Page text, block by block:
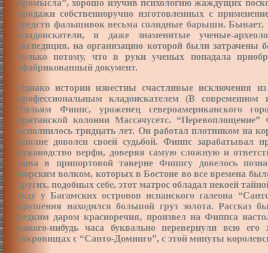
промысла”, хорошо изучив психологию жаждущих
продажи собственноручно изготовленных с
средств фальшивок весьма солидные барыши.
кладоискатели, и даже знаменитые ученые-
экспедиция, на организацию которой были затрачены
только потому, что в руки ученых попадала
сфабрикованный документ.
Однако истории известны счастливые исключения
профессиональным кладоискателем (В
Уильям Фиппс, уроженец североамериканского
британской колонии Массачусетс. “Перевоплощение”
исполнилось тридцать лет. Он работал плотником на
вполне доволен своей судьбой. Фиппс зарабатывал
руководство верфи, доверяя самую сложную и
пива в припортовой таверне Фиппсу довелось
морским волком, которых в Бостоне во все времена
других, подобных себе, этот матрос обладал некоей
году у Багамских островов испанского галеона
крушения находился большой груз золота. Рассказ
редким даром красноречия, произвел на Фиппса
какого-нибудь часа буквально перевернули всю
сокровищах с “Санто-Доминго”, с этой минуты